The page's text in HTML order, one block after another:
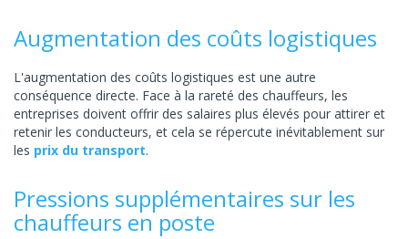
Augmentation des coûts logistiques
L'augmentation des coûts logistiques est une autre
conséquence directe. Face à la rareté des chauffeurs, les
entreprises doivent offrir des salaires plus élevés pour attirer et
retenir les conducteurs, et cela se répercute inévitablement sur
les prix du transport.
Pressions supplémentaires sur les
chauffeurs en poste